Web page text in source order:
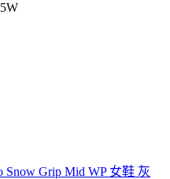
Snow Grip Mid WP 女鞋 灰